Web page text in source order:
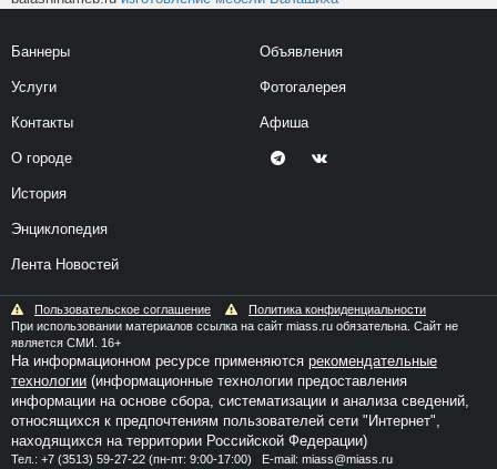
Баннеры
Услуги
Контакты
О городе
История
Энциклопедия
Лента Новостей
Объявления
Фотогалерея
Афиша
Пользовательское соглашение
Политика конфиденциальности
При использовании материалов ссылка на сайт miass.ru обязательна. Сайт не
является СМИ. 16+
На информационном ресурсе применяются рекомендательные
технологии (информационные технологии предоставления
информации на основе сбора, систематизации и анализа сведений,
относящихся к предпочтениям пользователей сети "Интернет",
находящихся на территории Российской Федерации)
Тел.: +7 (3513) 59-27-22 (пн-пт: 9:00-17:00) E-mail: miass@miass.ru